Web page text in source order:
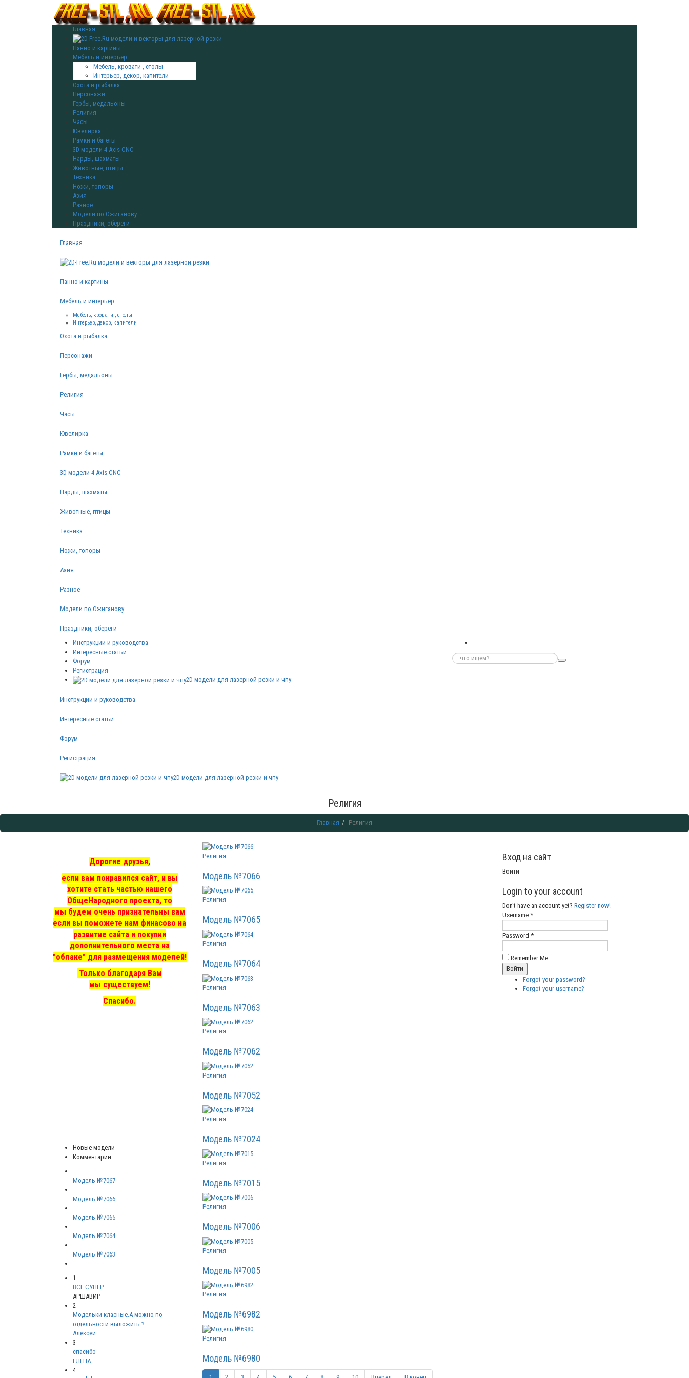
Главная
Панно и картины
Мебель и интерьер
Мебель, кровати , столы
Интерьер, декор, капители
Охота и рыбалка
Персонажи
Гербы, медальоны
Религия
Часы
Ювелирка
Рамки и багеты
3D модели 4 Axis CNC
Нарды, шахматы
Животные, птицы
Техника
Ножи, топоры
Азия
Разное
Модели по Ожиганову
Праздники, обереги
Главная
Панно и картины
Мебель и интерьер
Мебель, кровати , столы
Интерьер, декор, капители
Охота и рыбалка
Персонажи
Гербы, медальоны
Религия
Часы
Ювелирка
Рамки и багеты
3D модели 4 Axis CNC
Нарды, шахматы
Животные, птицы
Техника
Ножи, топоры
Азия
Разное
Модели по Ожиганову
Праздники, обереги
Инструкции и руководства
Интересные статьи
Форум
Регистрация
2D модели для лазерной резки и чпу
Инструкции и руководства
Интересные статьи
Форум
Регистрация
2D модели для лазерной резки и чпу
Религия
Главная Религия
Дорогие друзья,
если вам понравился сайт, и вы
хотите стать частью нашего
ОбщеНародного проекта, то
мы будем очень признательны вам
если вы поможете нам финасово на
развитие сайта и покупки
дополнительного места на
"облаке" для размещения моделей!
Только благодаря Вам
мы существуем!
Спасибо.
Новые модели
Комментарии
Модель №7067
Модель №7066
Модель №7065
Модель №7064
Модель №7063
1
ВСЕ СУПЕР
АРШАВИР
2
Модельки класные.А можно по
отдельности выложить ?
Алексей
3
спасибо
ЕЛЕНА
4
Религия
Модель №7066
Религия
Модель №7065
Религия
Модель №7064
Религия
Модель №7063
Религия
Модель №7062
Религия
Модель №7052
Религия
Модель №7024
Религия
Модель №7015
Религия
Модель №7006
Религия
Модель №7005
Религия
Модель №6982
Религия
Модель №6980
Вход на сайт
Войти
Login to your account
Don't have an account yet? Register now!
Username *
Password *
Remember Me
Forgot your password?
Forgot your username?